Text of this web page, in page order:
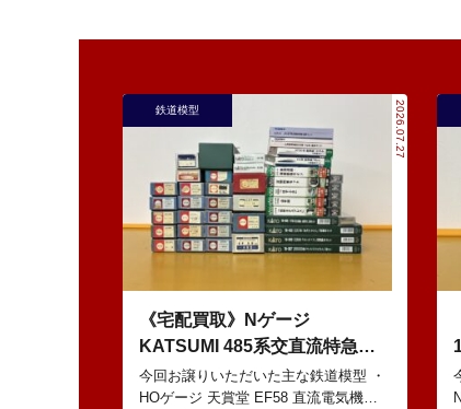
2026.07.27
鉄道模型
《宅配買取》Nゲージ
KATSUMI 485系交直流特急型
電車 などの鉄道模型
今回お譲りいただいた主な鉄道模型 ・
HOゲージ 天賞堂 EF58 直流電気機関